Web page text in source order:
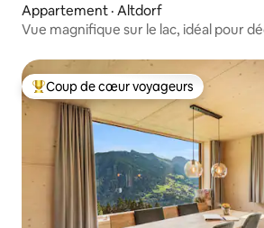
Appartement · Altdorf
Vue magnifique sur le lac, idéal pour
Coup de cœur voyageurs parmi les plus
Coup de cœur voyageurs